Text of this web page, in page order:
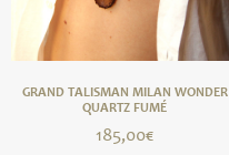
GRAND TALISMAN MILAN WONDER
QUARTZ FUMÉ
185,00€